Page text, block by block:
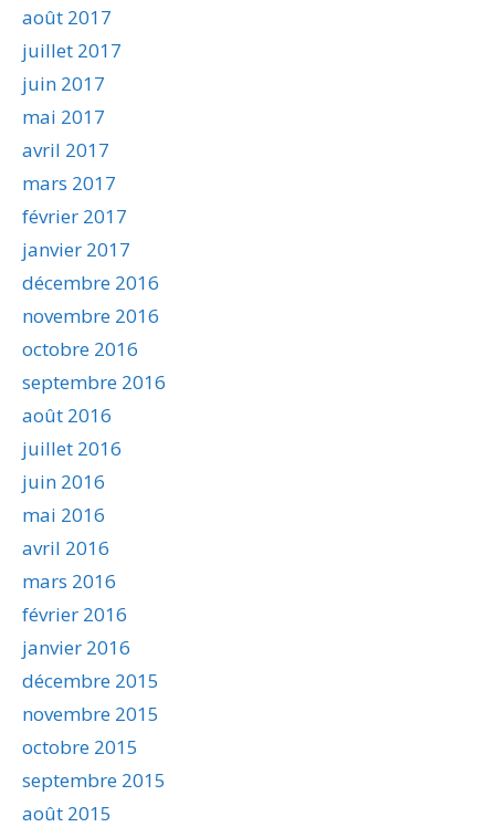
août 2017
juillet 2017
juin 2017
mai 2017
avril 2017
mars 2017
février 2017
janvier 2017
décembre 2016
novembre 2016
octobre 2016
septembre 2016
août 2016
juillet 2016
juin 2016
mai 2016
avril 2016
mars 2016
février 2016
janvier 2016
décembre 2015
novembre 2015
octobre 2015
septembre 2015
août 2015